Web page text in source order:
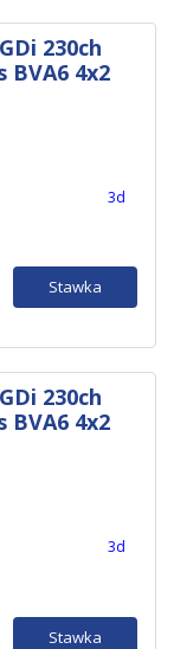
230ch
BVA6 4x2
3d
Stawka
230ch
BVA6 4x2
3d
Stawka